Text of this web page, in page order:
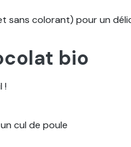
sans colorant) pour un
bio
!
cul de poule